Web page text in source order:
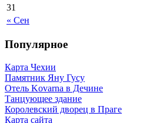
« Сен
31
Популярное
Карта Чехии
Памятник Яну Гусу
Отель Kovarna в Дечине
Танцующее здание
Королевский дворец в Праге
Карта сайта